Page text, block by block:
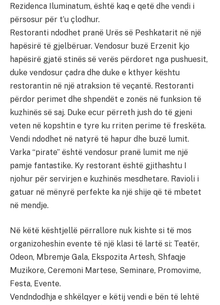
Rezidenca Iluminatum, është kaq e qetë dhe vendi i
përsosur për t’u çlodhur.
Restoranti ndodhet pranë Urës së Peshkatarit në një
hapësirë të gjelbëruar. Vendosur buzë Erzenit kjo
hapësirë gjatë stinës së verës përdoret nga pushuesit,
duke vendosur çadra dhe duke e kthyer kështu
restorantin në një atraksion të veçantë. Restoranti
përdor perimet dhe shpendët e zonës në funksion të
kuzhinës së saj. Duke ecur përreth jush do të gjeni
veten në kopshtin e tyre ku rriten perime të freskëta.
Vendi ndodhet në natyrë të hapur dhe buzë lumit.
Varka “pirate” është vendosur pranë lumit me një
pamje fantastike. Ky restorant është gjithashtu I
njohur për servirjen e kuzhinës mesdhetare. Ravioli i
gatuar në mënyrë perfekte ka një shije që të mbetet
në mendje.
Në këtë kështjellë përrallore nuk kishte si të mos
organizoheshin evente të një klasi të lartë si: Teatër,
Odeon, Mbremje Gala, Ekspozita Artesh, Shfaqje
Muzikore, Ceremoni Martese, Seminare, Promovime,
Festa, Evente.
Vendndodhja e shkëlqyer e këtij vendi e bën të lehtë